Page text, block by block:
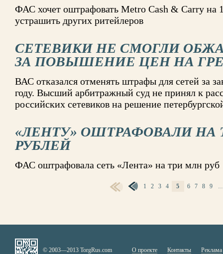
ФАС хочет оштрафовать Metro Cash & Carry на
устрашить других ритейлеров
СЕТЕВИКИ НЕ СМОГЛИ
ЗА ПОВЫШЕНИЕ ЦЕН НА
ВАС отказался отменять штрафы для сетей за
году. Высший арбитражный суд не принял к
российских сетевиков на решение
«ЛЕНТУ» ОШТРАФОВАЛИ
РУБЛЕЙ
ФАС оштрафовала сеть «Лента» на три млн руб
1 2 3 4 5 6 7 8 9
© 2003—2013 TorgRus.com О проекте Контакты Реклама